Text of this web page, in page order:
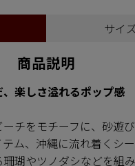
サイ
商品説明
楽しさ溢れるポップ感
チをモチーフに、砂遊
ム、沖縄に流れ着くシ
瑚やツノダシなどを組